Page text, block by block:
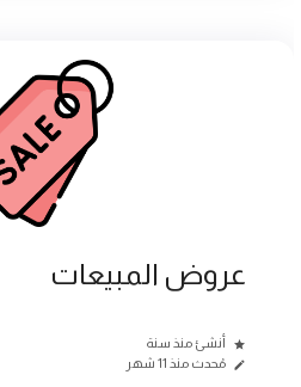
عروض المبيعات
أنشئ منذ سنة
مُحدث منذ 11 شهر